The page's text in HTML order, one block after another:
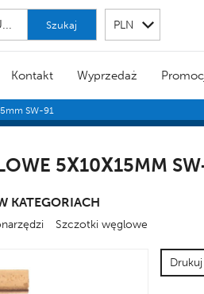
Szukaj
Kontakt Wyprzedaż
SW-91
5X10X15MM
KATEGORIACH
Szczotki węglowe